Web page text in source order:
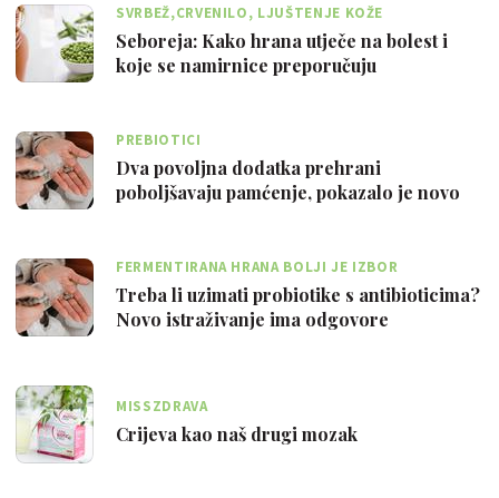
SVRBEŽ,CRVENILO, LJUŠTENJE KOŽE
Seboreja: Kako hrana utječe na bolest i
koje se namirnice preporučuju
PREBIOTICI
Dva povoljna dodatka prehrani
poboljšavaju pamćenje, pokazalo je novo
FERMENTIRANA HRANA BOLJI JE IZBOR
Treba li uzimati probiotike s antibioticima?
Novo istraživanje ima odgovore
MISSZDRAVA
Crijeva kao naš drugi mozak